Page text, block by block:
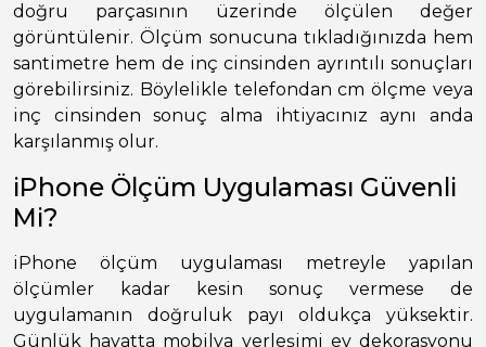
doğru parçasının üzerinde ölçülen değer
görüntülenir. Ölçüm sonucuna tıkladığınızda hem
santimetre hem de inç cinsinden ayrıntılı sonuçları
görebilirsiniz. Böylelikle telefondan cm ölçme veya
inç cinsinden sonuç alma ihtiyacınız aynı anda
karşılanmış olur.
iPhone Ölçüm Uygulaması Güvenli
Mi?
iPhone ölçüm uygulaması metreyle yapılan
ölçümler kadar kesin sonuç vermese de
uygulamanın doğruluk payı oldukça yüksektir.
Günlük hayatta mobilya yerleşimi ev dekorasyonu